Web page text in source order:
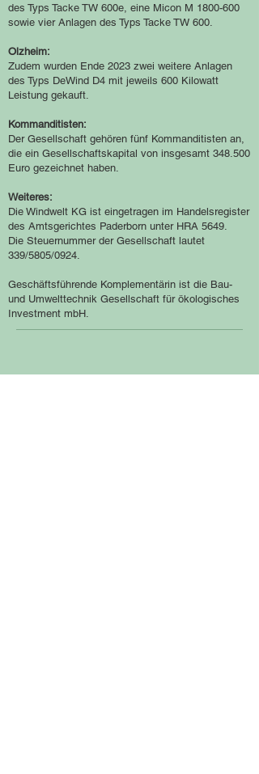
des Typs Tacke TW 600e, eine Micon M 1800-600
sowie vier Anlagen des Typs Tacke TW 600.
Olzheim:
Zudem wurden Ende 2023 zwei weitere Anlagen
des Typs DeWind D4 mit jeweils 600 Kilowatt
Leistung gekauft.
Kommanditisten:
Der Gesellschaft gehören fünf Kommanditisten an,
die ein Gesellschaftskapital von insgesamt 348.500
Euro gezeichnet haben.
Weiteres:
Die Windwelt KG ist eingetragen im Handelsregister
des Amtsgerichtes Paderborn unter HRA 5649.
Die Steuernummer der Gesellschaft lautet
339/5805/0924.
Geschäftsführende Komplementärin ist die Bau-
und Umwelttechnik Gesellschaft für ökologisches
Investment mbH.